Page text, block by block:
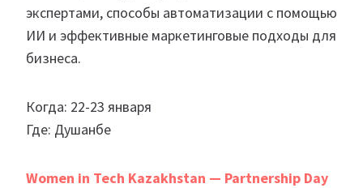
экспертами, способы автоматизации с помощью
ИИ и эффективные маркетинговые подходы для
бизнеса.
Когда: 22-23 января
Где: Душанбе
Women in Tech Kazakhstan — Partnership Day